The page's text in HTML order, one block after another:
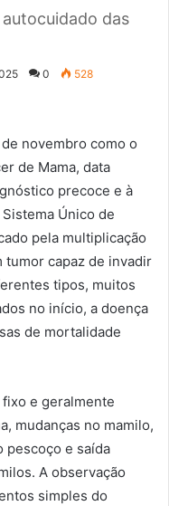
das
0 528
novembro como o
de Mama, data
precoce e à
Único de
pela multiplicação
tumor capaz de invadir
tipos, muitos
no início, a doença
de mortalidade
e geralmente
mudanças no mamilo,
pescoço e saída
A observação
simples do